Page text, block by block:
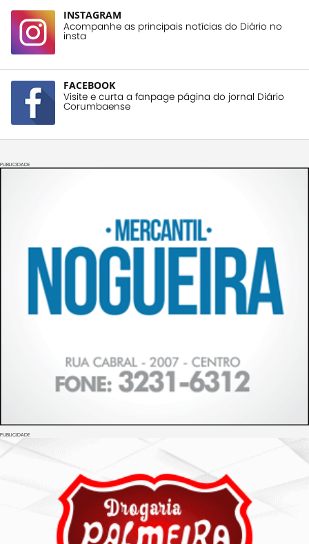
INSTAGRAM
Acompanhe as principais notícias do Diário no
insta
FACEBOOK
Visite e curta a fanpage página do jornal Diário
Corumbaense
PUBLICIDADE
PUBLICIDADE